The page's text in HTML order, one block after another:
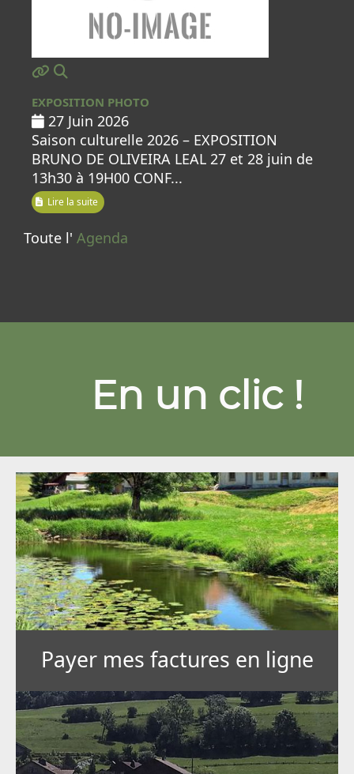
MOD_JTCS_VIEW_ARTICLE_LINK
EXPOSITION PHOTO
27 Juin 2026
Saison culturelle 2026 – EXPOSITION
BRUNO DE OLIVEIRA LEAL 27 et 28 juin de
13h30 à 19H00 CONF...
Lire la suite
Toute l' Agenda
En un clic !
Payer mes factures en ligne